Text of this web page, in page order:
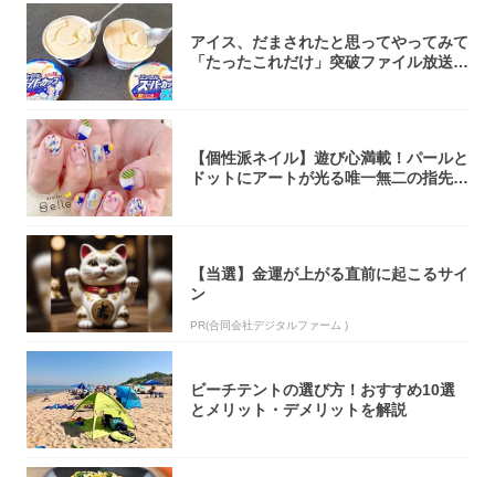
アイス、だまされたと思ってやってみて
「たったこれだけ」突破ファイル放送で
【個性派ネイル】遊び心満載！パールと
ドットにアートが光る唯一無二の指先が
【当選】金運が上がる直前に起こるサイ
ン
PR(合同会社デジタルファーム )
ビーチテントの選び方！おすすめ10選
とメリット・デメリットを解説